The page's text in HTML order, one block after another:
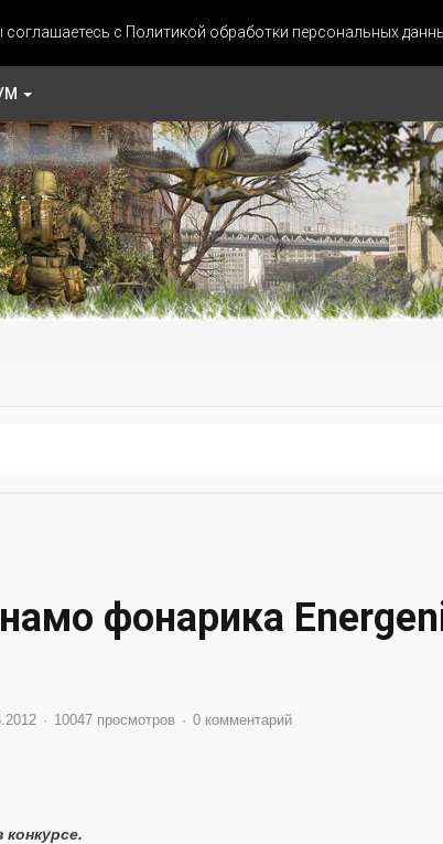
с Политикой обработки персональных
фонарика
10047 просмотров 0 комментарий